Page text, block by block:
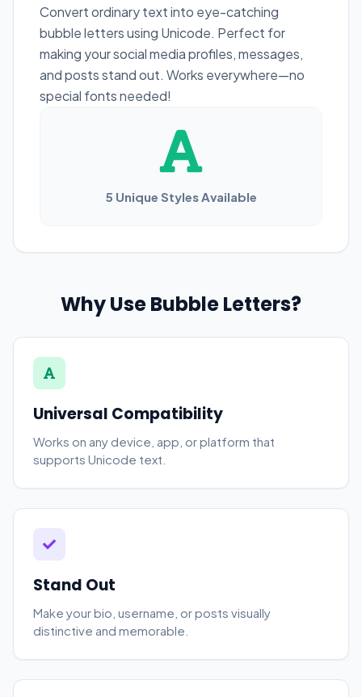
Convert ordinary text into eye-catching
bubble letters using Unicode. Perfect for
making your social media profiles, messages,
and posts stand out. Works everywhere—no
special fonts needed!
5 Unique Styles Available
Why Use Bubble Letters?
Universal Compatibility
Works on any device, app, or platform that
supports Unicode text.
Stand Out
Make your bio, username, or posts visually
distinctive and memorable.